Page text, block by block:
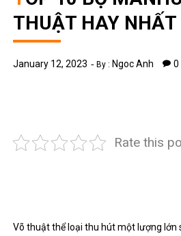
THUẬT HAY NHẤT
January 12, 2023 By : Ngoc Anh 0
Rate this
Võ thuật thể loại thu hút một lượng lớn